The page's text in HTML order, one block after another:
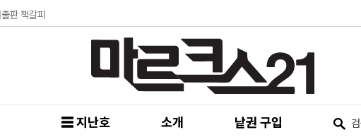
판 책갈피
☰ 지난호 소개 낱권 구입